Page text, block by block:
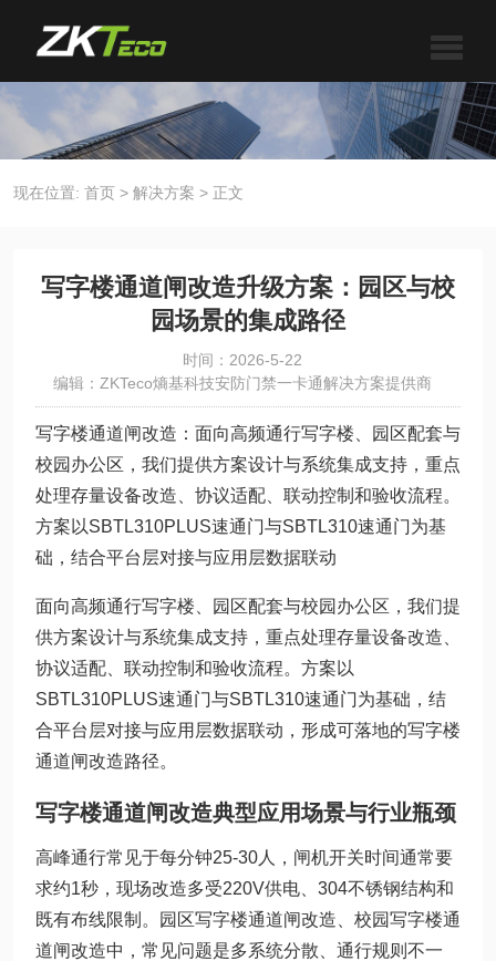
现在位置: 首页 > 解决方案 > 正文
写字楼通道闸改造升级方案：园区与校
园场景的集成路径
时间：2026-5-22
编辑：ZKTeco熵基科技安防门禁一卡通解决方案提供商
写字楼通道闸改造：面向高频通行写字楼、园区配套与
校园办公区，我们提供方案设计与系统集成支持，重点
处理存量设备改造、协议适配、联动控制和验收流程。
方案以SBTL310PLUS速通门与SBTL310速通门为基
础，结合平台层对接与应用层数据联动
面向高频通行写字楼、园区配套与校园办公区，我们提
供方案设计与系统集成支持，重点处理存量设备改造、
协议适配、联动控制和验收流程。方案以
SBTL310PLUS速通门与SBTL310速通门为基础，结
合平台层对接与应用层数据联动，形成可落地的写字楼
通道闸改造路径。
写字楼通道闸改造典型应用场景与行业瓶颈
高峰通行常见于每分钟25-30人，闸机开关时间通常要
求约1秒，现场改造多受220V供电、304不锈钢结构和
既有布线限制。园区写字楼通道闸改造、校园写字楼通
道闸改造中，常见问题是多系统分散、通行规则不一